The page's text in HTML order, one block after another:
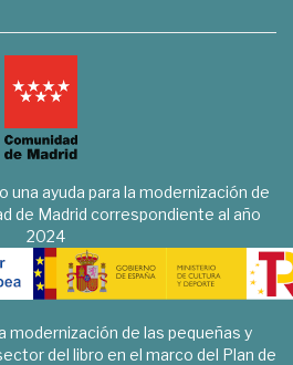
una ayuda para la modernización de
de Madrid correspondiente al año
2024
modernización de las pequeñas y
del libro en el marco del Plan de